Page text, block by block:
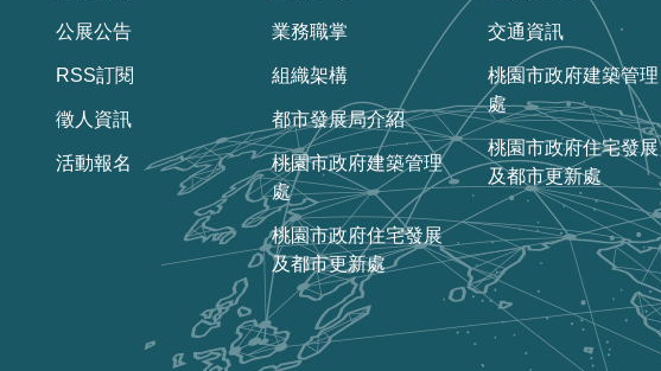
公展公告
RSS訂閱
徵人資訊
活動報名
業務職掌
組織架構
都市發展局介紹
桃園市政府建築管理
處
桃園市政府住宅發展
及都市更新處
交通資訊
桃園市政府建築管理
處
桃園市政府住宅發展
及都市更新處